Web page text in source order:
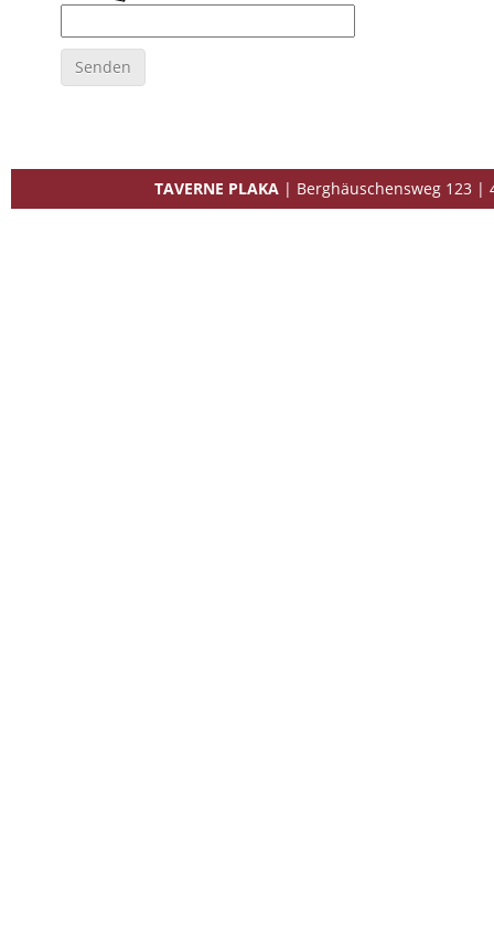
TAVERNE PLAKA | Berghäuschensweg 123 |